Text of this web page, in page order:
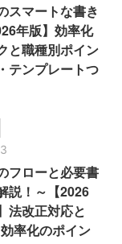
スマートな書き
年版】効率化
と職種別ポイン
テンプレートつ
フローと必要書
説！～【2026
法改正対応と
率化のポイン